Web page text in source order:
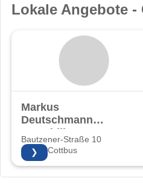
Lokale Angebote -
Markus
Deutschmann
Immobilien
Bautzener-Straße 10
03046 Cottbus
❯